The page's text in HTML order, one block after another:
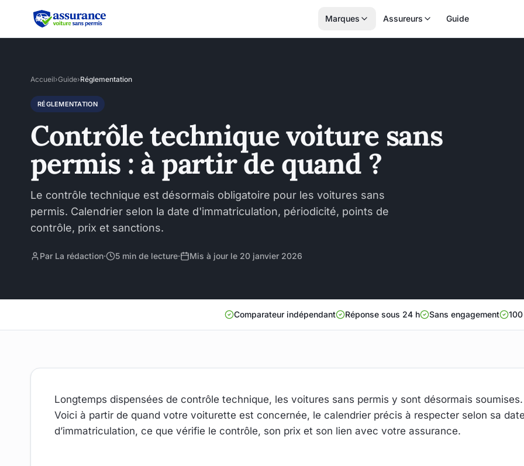
Marques Assureurs Guide
Accueil›Guide›Réglementation
RÉGLEMENTATION
Contrôle technique voiture sans
permis : à partir de quand ?
Le contrôle technique est désormais obligatoire pour les voitures sans
permis. Calendrier selon la date d'immatriculation, périodicité, points de
contrôle, prix et sanctions.
Par La rédaction· 5 min de lecture· Mis à jour le 20 janvier 2026
Comparateur indépendant Réponse sous 24 h Sans engagement
Longtemps dispensées de contrôle technique, les voitures sans permis y sont désormais soumises.
Voici à partir de quand votre voiturette est concernée, le calendrier précis à respecter selon sa
d’immatriculation, ce que vérifie le contrôle, son prix et son lien avec votre assurance.